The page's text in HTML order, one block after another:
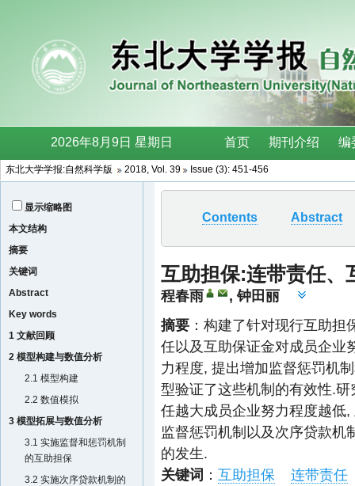
东北大学学报:自然科学版 2018, Vol. 39 Issue (3): 451-456
显示缩略图
本文结构
摘要
关键词
Abstract
Key words
1 文献回顾
2 模型构建与数值分析
2.1 模型构建
2.2 数值模拟
3 模型拓展与数值分析
3.1 实施监督和惩罚机制
的互助担保
3.2 实施次序贷款机制的
Contents Abstract
互助担保:连带责任、
程春雨 ,钟田丽
摘要 ：构建了针对现行互助
任以及互助保证金对成员企业
力程度, 提出增加监督惩罚机
型验证了这些机制的有效性.
任越大成员企业努力程度越低
监督惩罚机制以及次序贷款机
的发生.
关键词 ： 互助担保
连带责任